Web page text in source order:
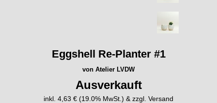
Eggshell Re-Planter #1
von Atelier LVDW
Ausverkauft
inkl. 4,63 € (19.0% MwSt.) & zzgl. Versand